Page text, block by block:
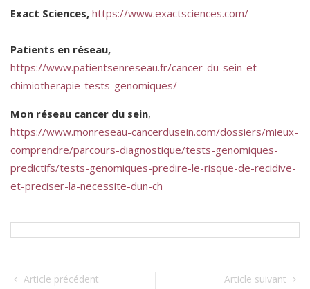
Exact Sciences, https://www.exactsciences.com/
Patients en réseau,
https://www.patientsenreseau.fr/cancer-du-sein-et-
chimiotherapie-tests-genomiques/
Mon réseau cancer du sein,
https://www.monreseau-cancerdusein.com/dossiers/mieux-
comprendre/parcours-diagnostique/tests-genomiques-
predictifs/tests-genomiques-predire-le-risque-de-recidive-
et-preciser-la-necessite-dun-ch
Article précédent Article suivant